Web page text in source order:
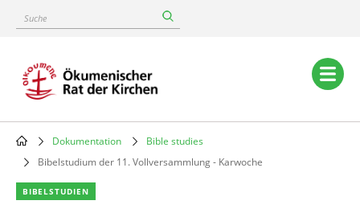
content
Suche
Main
navigation
Breadcrumb
Dokumentation
Bible studies
Bibelstudium der 11. Vollversammlung - Karwoche
BIBELSTUDIEN